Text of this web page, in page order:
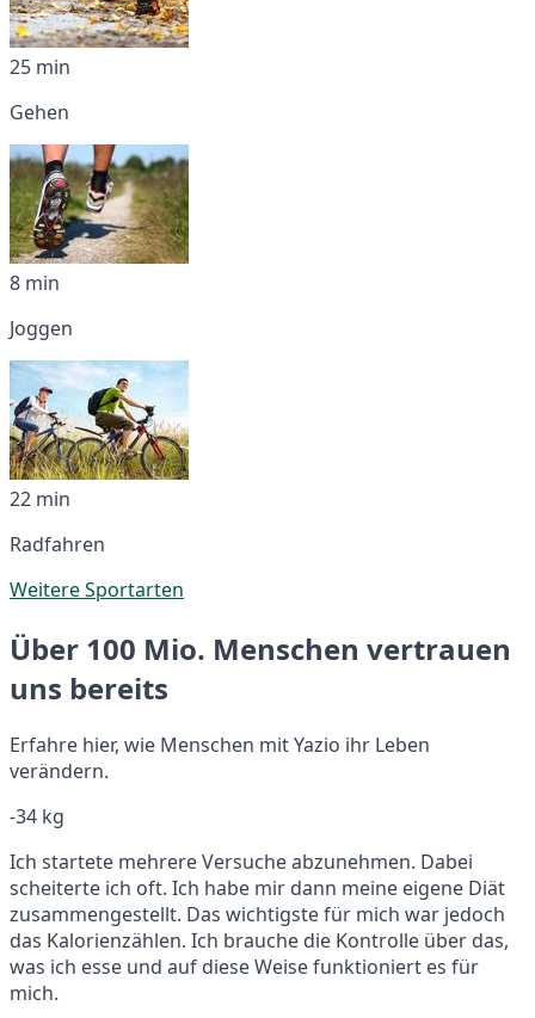
25 min
Gehen
8 min
Joggen
22 min
Radfahren
Weitere Sportarten
Über 100 Mio. Menschen vertrauen
uns bereits
Erfahre hier, wie Menschen mit Yazio ihr Leben
verändern.
-34 kg
Ich startete mehrere Versuche abzunehmen. Dabei
scheiterte ich oft. Ich habe mir dann meine eigene Diät
zusammengestellt. Das wichtigste für mich war jedoch
das Kalorienzählen. Ich brauche die Kontrolle über das,
was ich esse und auf diese Weise funktioniert es für
mich.